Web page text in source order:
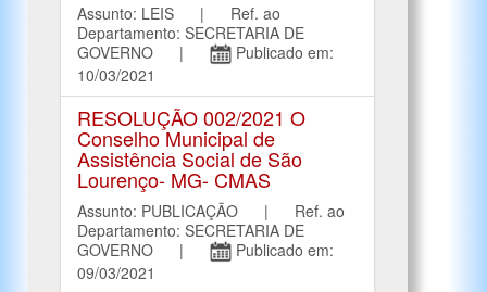
Assunto: LEIS | Ref. ao
Departamento: SECRETARIA DE
GOVERNO |
Publicado em:
10/03/2021
RESOLUÇÃO 002/2021 O
Conselho Municipal de
Assistência Social de São
Lourenço- MG- CMAS
Assunto: PUBLICAÇÃO | Ref. ao
Departamento: SECRETARIA DE
GOVERNO |
Publicado em:
09/03/2021